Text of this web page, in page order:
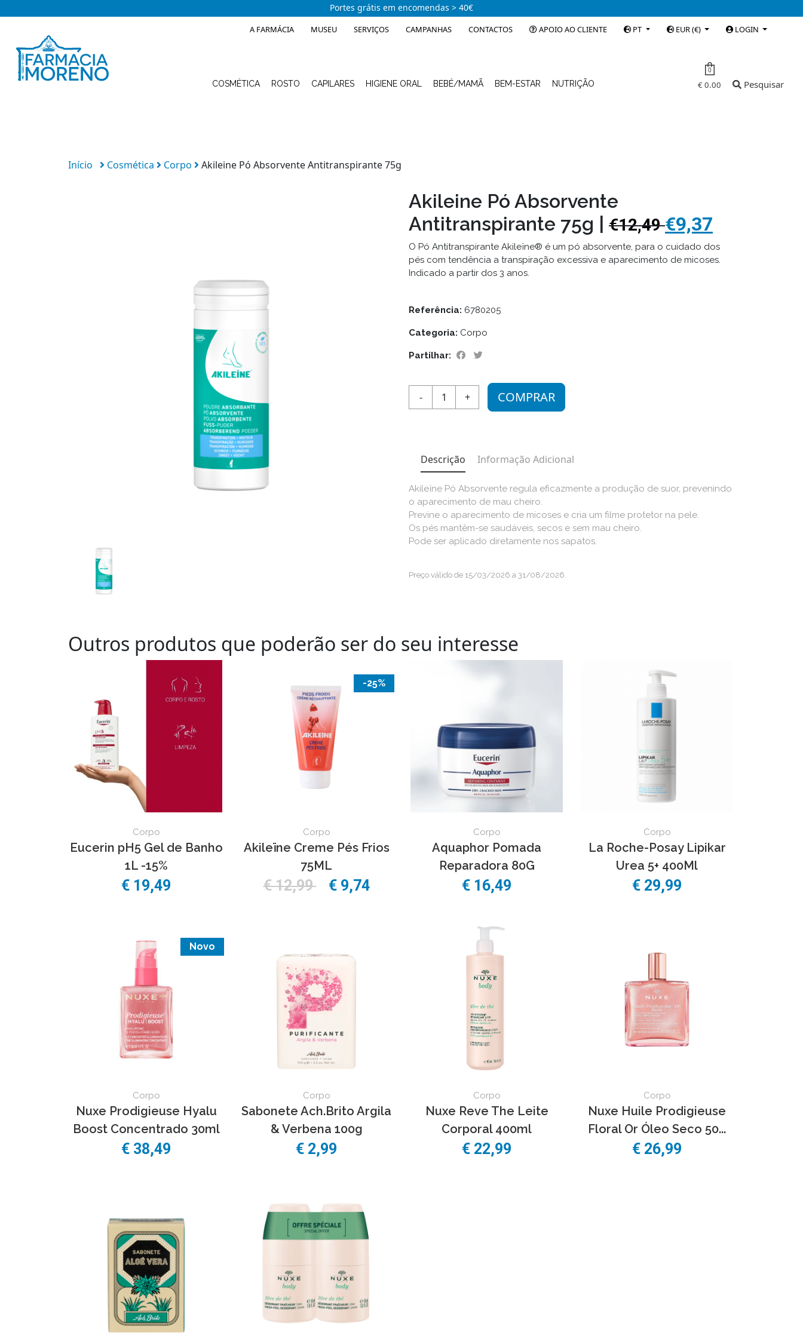
Portes grátis em encomendas > 40€
A FARMÁCIA MUSEU SERVIÇOS CAMPANHAS CONTACTOS APOIO AO CLIENTE PT EUR (€) LOGIN
COSMÉTICA ROSTO CAPILARES HIGIENE ORAL BEBÉ/MAMÃ BEM-ESTAR NUTRIÇÃO
0
€ 0.00 Pesquisar
Início Cosmética Corpo Akileine Pó Absorvente Antitranspirante 75g
Akileine Pó Absorvente
Antitranspirante 75g | €12,49€9,37
O Pó Antitranspirante Akileïne® é um pó absorvente, para o cuidado dos
pés com tendência a transpiração excessiva e aparecimento de micoses.
Indicado a partir dos 3 anos.
Referência: 6780205
Categoria: Corpo
Partilhar:
- 1 + COMPRAR
Descrição Informação Adicional
Akileïne Pó Absorvente regula eficazmente a produção de suor, prevenindo
o aparecimento de mau cheiro.
Previne o aparecimento de micoses e cria um filme protetor na pele.
Os pés mantêm-se saudáveis, secos e sem mau cheiro.
Pode ser aplicado diretamente nos sapatos.
Preço válido de 15/03/2026 a 31/08/2026.
Outros produtos que poderão ser do seu interesse
Corpo
Eucerin pH5 Gel de Banho
1L -15%
€ 19,49
-25%
Corpo
Akileïne Creme Pés Frios
75ML
€12,99 € 9,74
Corpo
Aquaphor Pomada
Reparadora 80G
€ 16,49
Corpo
La Roche-Posay Lipikar
Urea 5+ 400Ml
€ 29,99
Novo
Corpo
Nuxe Prodigieuse Hyalu
Boost Concentrado 30ml
€ 38,49
Corpo
Sabonete Ach.Brito Argila
& Verbena 100g
€ 2,99
Corpo
Nuxe Reve The Leite
Corporal 400ml
€ 22,99
Corpo
Nuxe Huile Prodigieuse
Floral Or Óleo Seco 50...
€ 26,99